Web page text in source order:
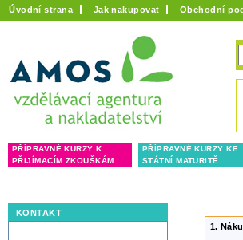
Úvodní strana Jak nakupovat Obchodní
PŘÍPRAVNÉ KURZY K
PŘIJÍMACÍM ZKOUŠKÁM
PŘÍPRAVNÉ KURZY KE
STÁTNÍ MATURITĚ
KONTAKT
1.